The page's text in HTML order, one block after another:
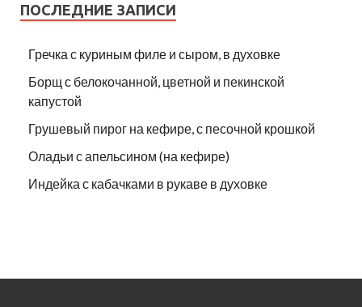
ПОСЛЕДНИЕ ЗАПИСИ
Гречка с куриным филе и сыром, в духовке
Борщ с белокочанной, цветной и пекинской
капустой
Грушевый пирог на кефире, с песочной крошкой
Оладьи с апельсином (на кефире)
Индейка с кабачками в рукаве в духовке